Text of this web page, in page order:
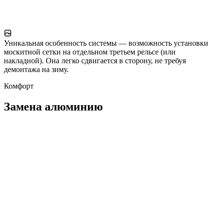
Уникальная особенность системы — возможность установки
москитной сетки на отдельном третьем рельсе (или
накладной). Она легко сдвигается в сторону, не требуя
демонтажа на зиму.
Комфорт
Замена алюминию